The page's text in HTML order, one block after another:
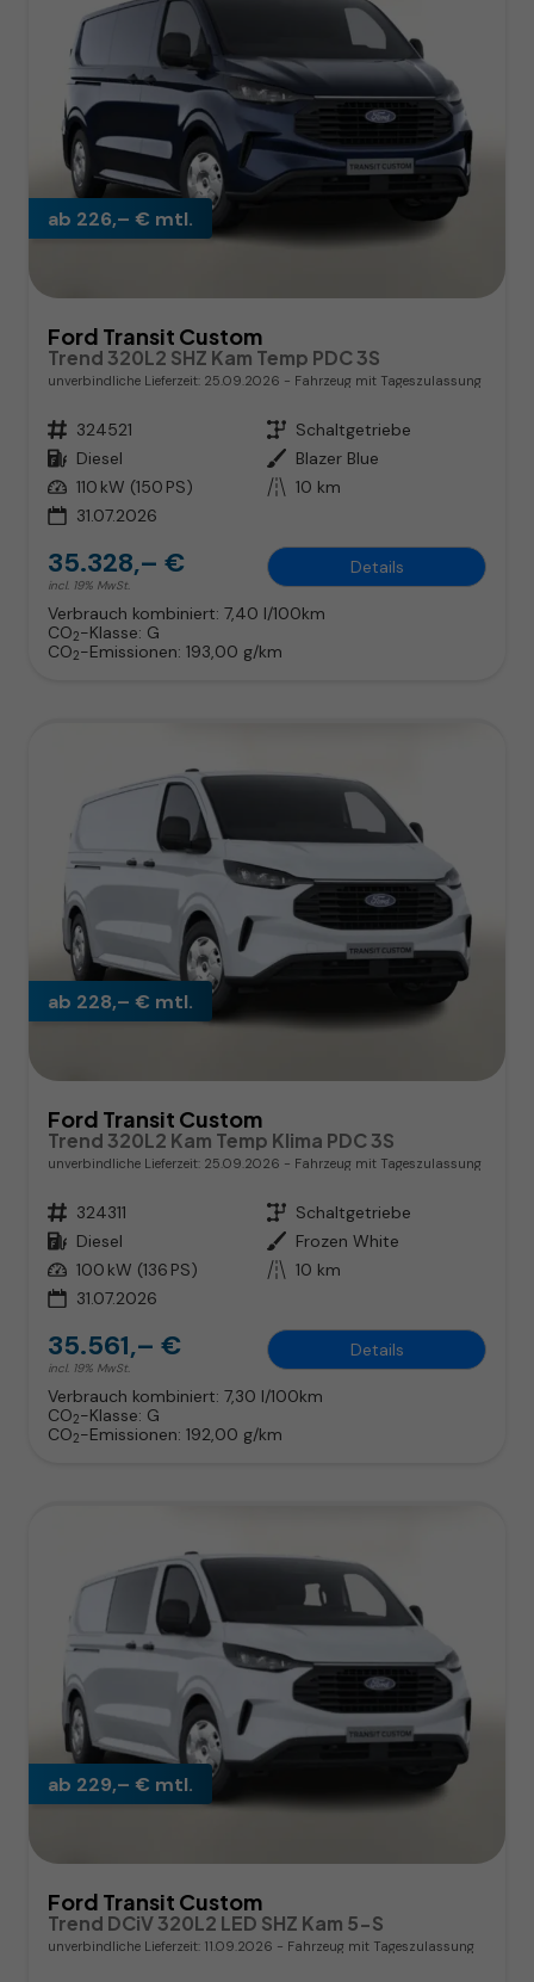
ab 226,– € mtl.
Ford Transit Custom
Trend 320L2 SHZ Kam Temp PDC 3S
unverbindliche Lieferzeit: 25.09.2026 Fahrzeug mit Tageszulassung
Fahrzeugnr. 324521 Getriebe Schaltgetriebe
Kraftstoff Diesel Außenfarbe Blazer Blue
Leistung 110 kW (150 PS) Kilometerstand 10 km
31.07.2026
35.328,– €
incl. 19% MwSt.
Details
Verbrauch kombiniert: 7,40 l/100km
CO2-Klasse: G
CO2-Emissionen: 193,00 g/km
ab 228,– € mtl.
Ford Transit Custom
Trend 320L2 Kam Temp Klima PDC 3S
unverbindliche Lieferzeit: 25.09.2026 Fahrzeug mit Tageszulassung
Fahrzeugnr. 324311 Getriebe Schaltgetriebe
Kraftstoff Diesel Außenfarbe Frozen White
Leistung 100 kW (136 PS) Kilometerstand 10 km
31.07.2026
35.561,– €
incl. 19% MwSt.
Details
Verbrauch kombiniert: 7,30 l/100km
CO2-Klasse: G
CO2-Emissionen: 192,00 g/km
ab 229,– € mtl.
Ford Transit Custom
Trend DCiV 320L2 LED SHZ Kam 5-S
unverbindliche Lieferzeit: 11.09.2026 Fahrzeug mit Tageszulassung